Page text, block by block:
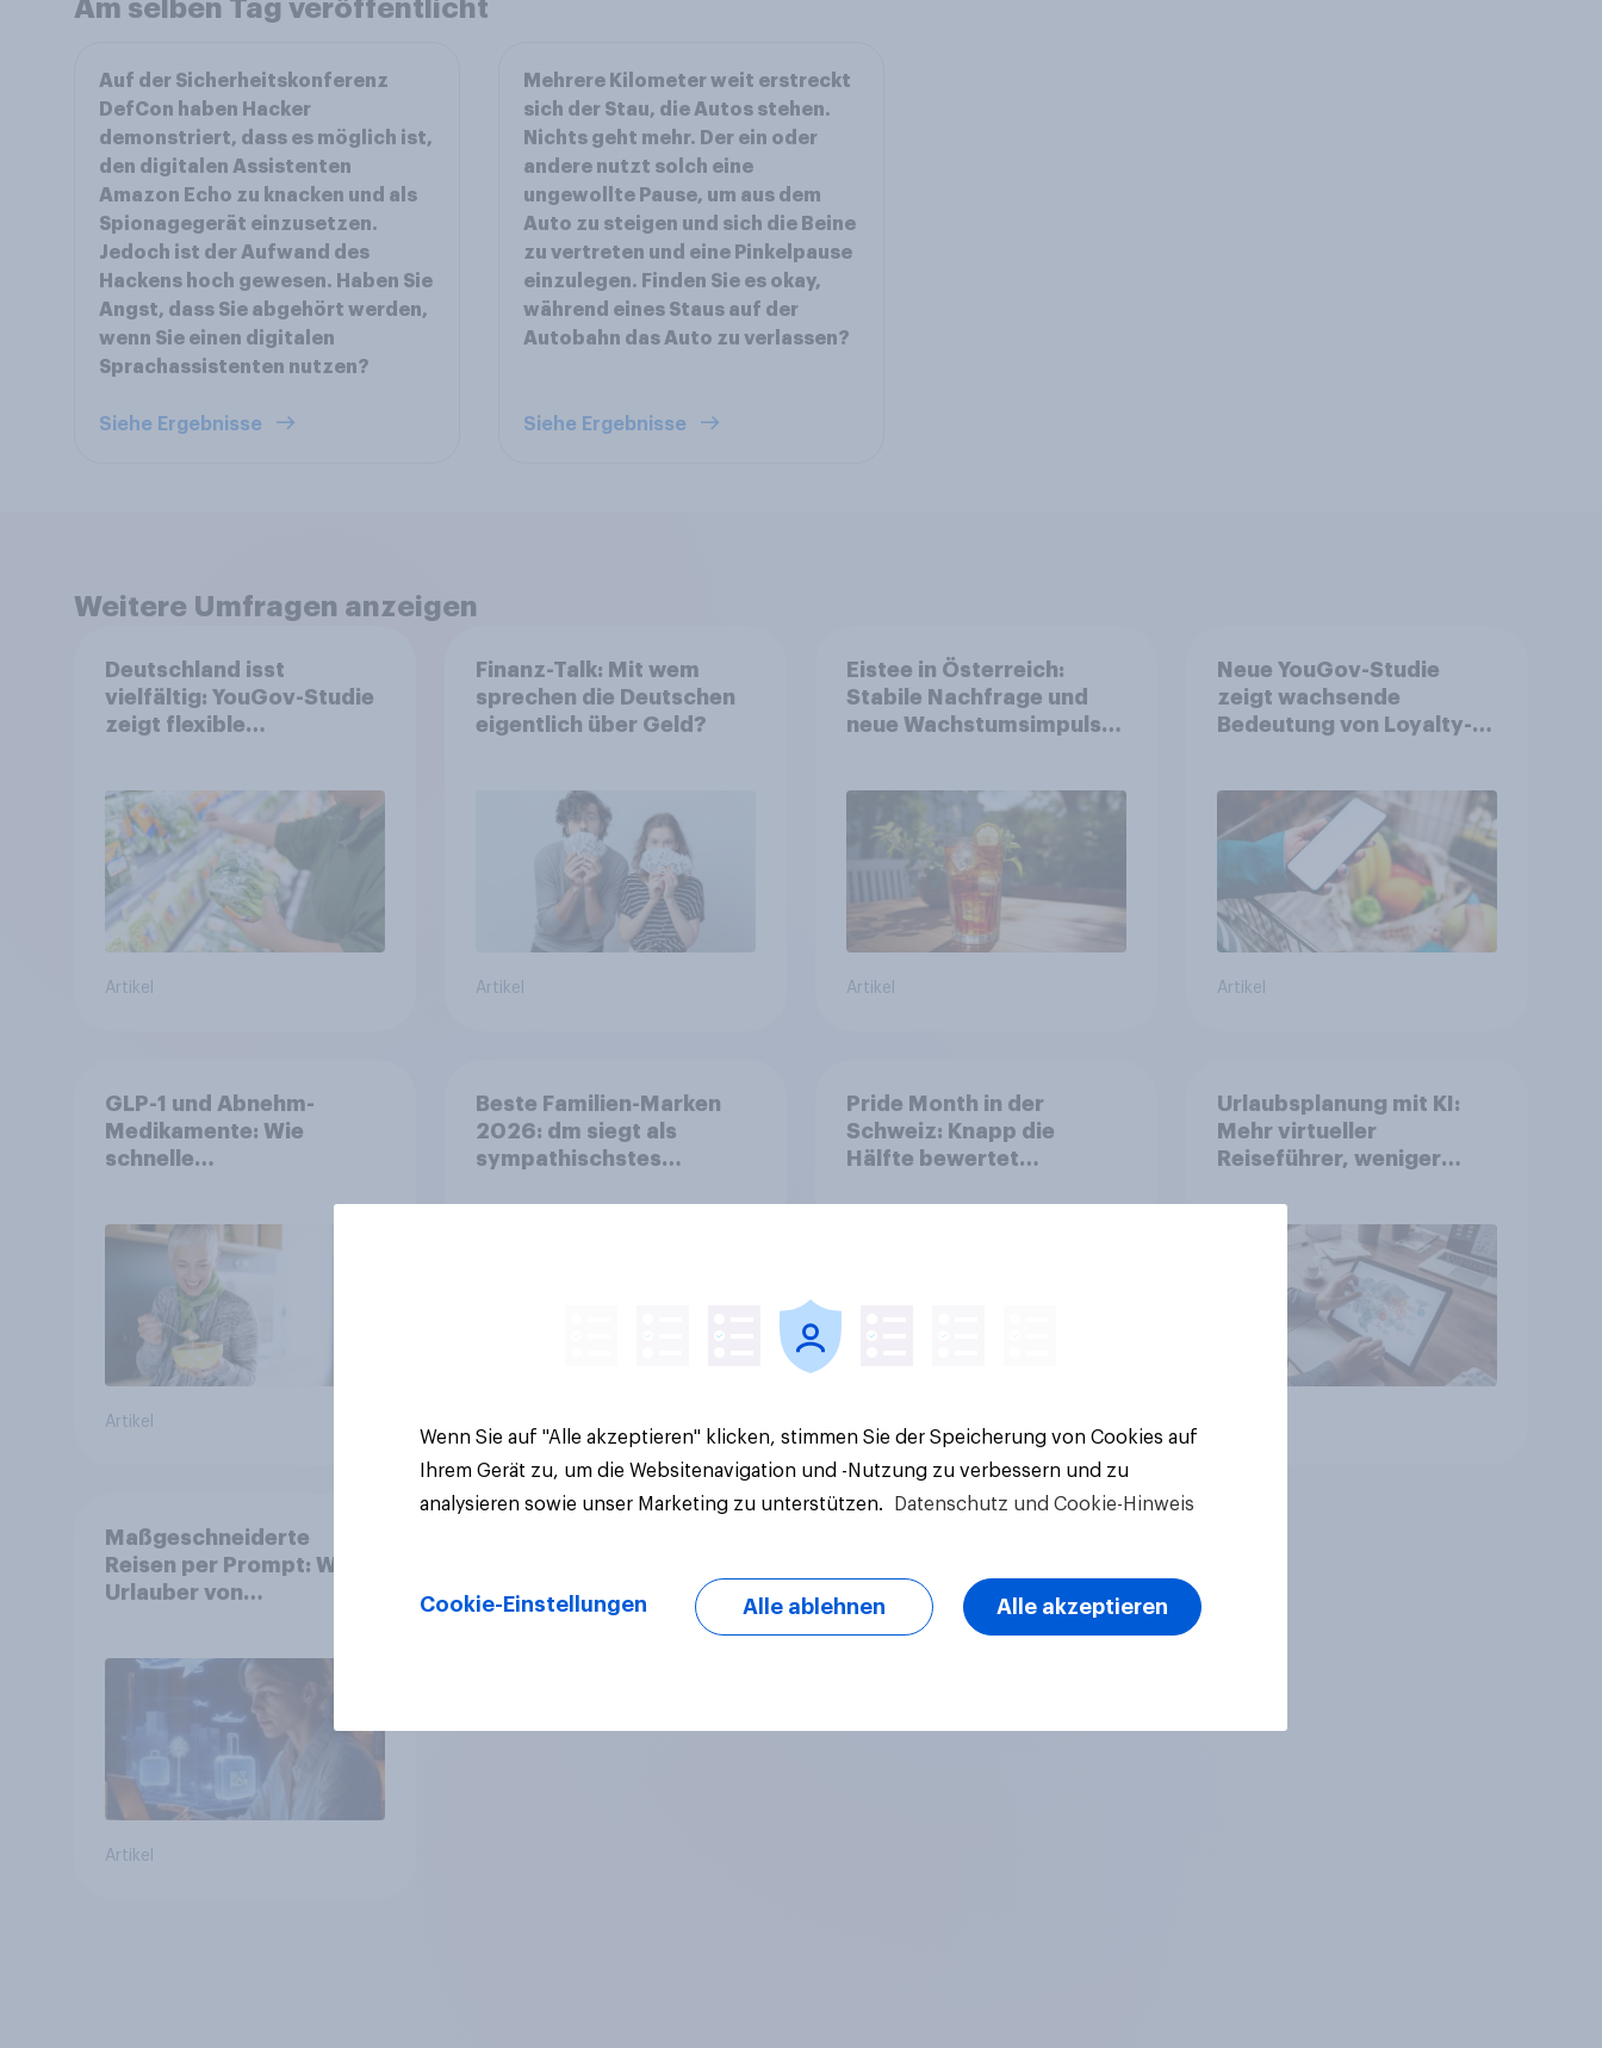
Am selben Tag veröffentlicht
Auf der Sicherheitskonferenz
DefCon haben Hacker
demonstriert, dass es möglich ist,
den digitalen Assistenten
Amazon Echo zu knacken und als
Spionagegerät einzusetzen.
Jedoch ist der Aufwand des
Hackens hoch gewesen. Haben Sie
Angst, dass Sie abgehört werden,
wenn Sie einen digitalen
Sprachassistenten nutzen?
Siehe Ergebnisse
Mehrere Kilometer weit erstreckt
sich der Stau, die Autos stehen.
Nichts geht mehr. Der ein oder
andere nutzt solch eine
ungewollte Pause, um aus dem
Auto zu steigen und sich die Beine
zu vertreten und eine Pinkelpause
einzulegen. Finden Sie es okay,
während eines Staus auf der
Autobahn das Auto zu verlassen?
Siehe Ergebnisse
Weitere Umfragen anzeigen
Deutschland isst
vielfältig: YouGov-Studie
zeigt flexible
Artikel
Finanz-Talk: Mit wem
sprechen die Deutschen
eigentlich über Geld?
Artikel
Eistee in Österreich:
Stabile Nachfrage und
neue Wachstumsimpulse
Artikel
Neue YouGov-Studie
zeigt wachsende
Bedeutung von Loyalty-
Artikel
GLP-1 und Abnehm-
Medikamente: Wie
schnelle
umgestalten
Artikel
Beste Familien-Marken
2026: dm siegt als
sympathischstes
Pride Month in der
Schweiz: Knapp die
Hälfte bewertet
Urlaubsplanung mit KI:
Mehr virtueller
Reiseführer, weniger
Maßgeschneiderte
Reisen per Prompt: Was
Urlauber von
Tools bei der
Reiseplanung bereits
genutzt werden
Artikel
Wenn Sie auf "Alle akzeptieren" klicken, stimmen Sie der Speicherung von Cookies auf
Ihrem Gerät zu, um die Websitenavigation und -Nutzung zu verbessern und zu
analysieren sowie unser Marketing zu unterstützen.
Datenschutz und Cookie-Hinweis
Cookie-Einstellungen Alle ablehnen Alle akzeptieren